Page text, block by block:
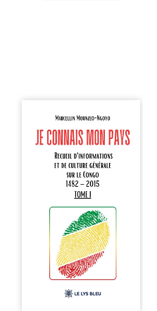
Je connais mon
pays se présente
comme une œuvre
de transmission et
d’éveil civique,
destinée à raviver
la mémoire
congolaise. En
retraçant les
grandes étapes de
l’histoire
nationale, il
entend combattre
l’ignorance, le
repli identitaire et
l’affaiblissement